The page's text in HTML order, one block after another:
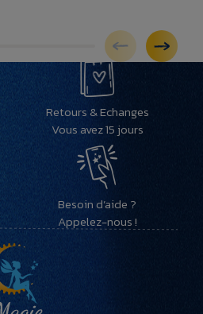
Retours & Echanges
Vous avez 15 jours
Besoin d’aide ?
Appelez-nous !